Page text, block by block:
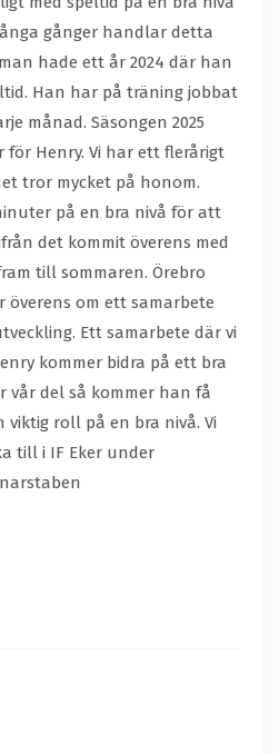
gånger handlar detta
hade ett år 2024 där han
Han har på träning jobbat
månad. Säsongen 2025
Henry. Vi har ett flerårigt
tror mycket på honom.
på en bra nivå för att
det kommit överens med
till sommaren. Örebro
överens om ett samarbete
Ett samarbete där vi
kommer bidra på ett bra
vår del så kommer han få
roll på en bra nivå. Vi
till i IF Eker under